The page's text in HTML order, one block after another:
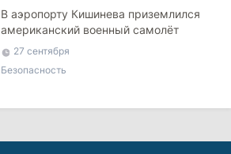
В аэропорту Кишинева приземлился
американский военный самолёт
27 сентября
Безопасность